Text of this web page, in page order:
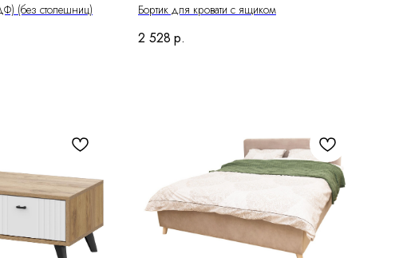
(без столешниц) Бортик для кровати с ящиком
2 528 р.